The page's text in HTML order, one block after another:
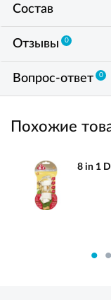
Состав
Отзывы 0
Вопрос-ответ 0
Похожие
8 in 1